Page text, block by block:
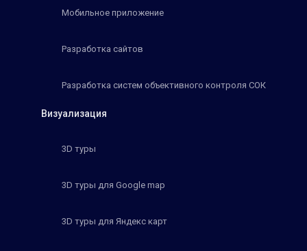
Мобильное приложение
Разработка сайтов
Разработка систем объективного контроля СОК
Визуализация
3D туры
3D туры для Google map
3D туры для Яндекс карт